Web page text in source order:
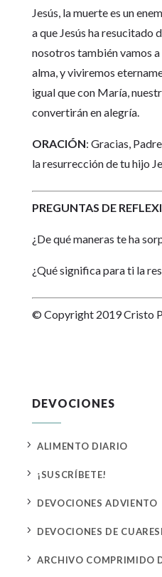
Jesús, la muerte es un
a que Jesús ha resucitado
nosotros también vamos
alma, y viviremos
igual que con María,
convertirán en alegría.
ORACIÓN: Gracias,
la resurrección de tu hijo
PREGUNTAS DE
¿De qué maneras te ha
¿Qué significa para ti la
© Copyright 2019 Cristo
DEVOCIONES
5 ALIMENTO DIARIO
5 ¡SUSCRÍBETE!
5 DEVOCIONES ADVIENTO
5 DEVOCIONES DE
5 ARCHIVO COMPRIMIDO